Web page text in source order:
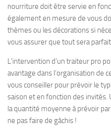
nourriture doit être servie en
également en mesure de vous
thèmes ou les décorations si
vous assurer que tout sera
L’intervention d’un traiteur pro
avantage dans l’organisation de
vous conseiller pour prévoir le
saison et en fonction des invités.
la quantité moyenne à prévoir
ne pas faire de gâchis !